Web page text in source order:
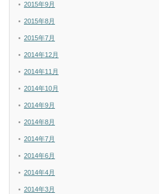
2015年9月
2015年8月
2015年7月
2014年12月
2014年11月
2014年10月
2014年9月
2014年8月
2014年7月
2014年6月
2014年4月
2014年3月